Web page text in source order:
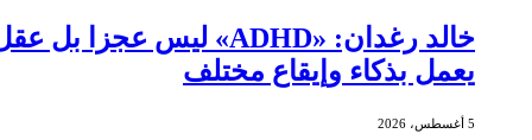
خالد رغدان: «ADHD» ليس عجزا بل عقل
يعمل بذكاء وإيقاع مختلف